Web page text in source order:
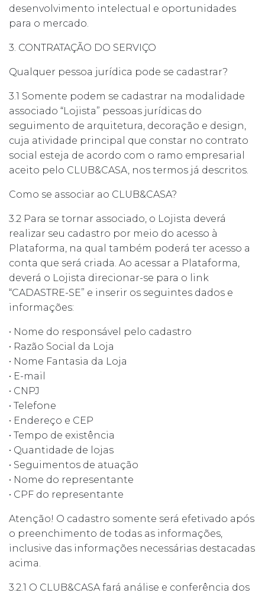
desenvolvimento intelectual e oportunidades
para o mercado.
3. CONTRATAÇÃO DO SERVIÇO
Qualquer pessoa jurídica pode se cadastrar?
3.1 Somente podem se cadastrar na modalidade
associado “Lojista” pessoas jurídicas do
seguimento de arquitetura, decoração e design,
cuja atividade principal que constar no contrato
social esteja de acordo com o ramo empresarial
aceito pelo CLUB&CASA, nos termos já descritos.
Como se associar ao CLUB&CASA?
3.2 Para se tornar associado, o Lojista deverá
realizar seu cadastro por meio do acesso à
Plataforma, na qual também poderá ter acesso a
conta que será criada. Ao acessar a Plataforma,
deverá o Lojista direcionar-se para o link
“CADASTRE-SE” e inserir os seguintes dados e
informações:
• Nome do responsável pelo cadastro
• Razão Social da Loja
• Nome Fantasia da Loja
• E-mail
• CNPJ
• Telefone
• Endereço e CEP
• Tempo de existência
• Quantidade de lojas
• Seguimentos de atuação
• Nome do representante
• CPF do representante
Atenção! O cadastro somente será efetivado após
o preenchimento de todas as informações,
inclusive das informações necessárias destacadas
acima.
3.2.1 O CLUB&CASA fará análise e conferência dos